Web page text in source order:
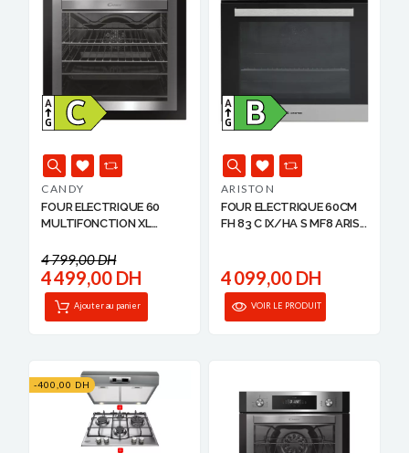
CANDY
FOUR ELECTRIQUE 60
MULTIFONCTION XL
4 799,00 DH
4 499,00 DH
Ajouter au panier
ARISTON
FOUR ELECTRIQUE 60CM
FH 83 C IX/HA S MF8 ARIS...
4 099,00 DH
VOIR LE PRODUIT
-400,00 DH